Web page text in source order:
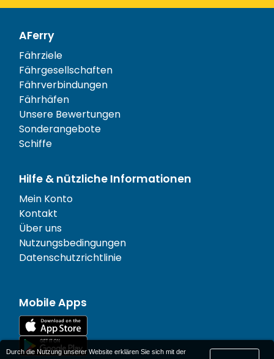
AFerry
Fährziele
Fährgesellschaften
Fährverbindungen
Fährhäfen
Unsere Bewertungen
Sonderangebote
Schiffe
Hilfe & nützliche Informationen
Mein Konto
Kontakt
Über uns
Nutzungsbedingungen
Datenschutzrichtlinie
Mobile Apps
Durch die Nutzung unserer Website erklären Sie sich mit der